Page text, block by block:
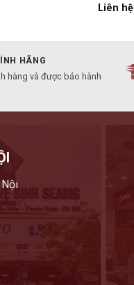
Liên hệ
HÃNG
hàng và được bảo hành
Nội